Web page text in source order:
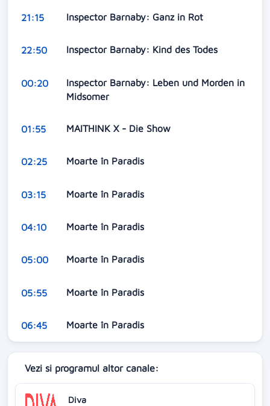
21:15 Inspector Barnaby: Ganz in Rot
22:50 Inspector Barnaby: Kind des Todes
00:20
Inspector Barnaby: Leben und Morden in
Midsomer
01:55 MAITHINK X - Die Show
02:25 Moarte în Paradis
03:15 Moarte în Paradis
04:10 Moarte în Paradis
05:00 Moarte în Paradis
05:55 Moarte în Paradis
06:45 Moarte în Paradis
Vezi si programul altor canale:
Diva